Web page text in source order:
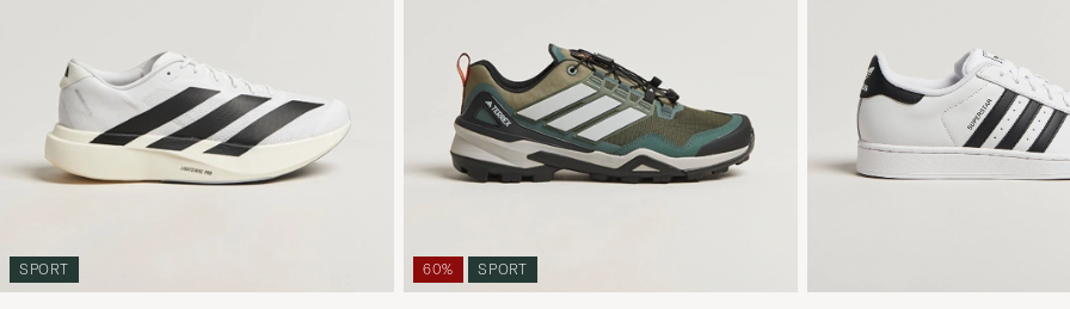
SPORT 60% SPORT